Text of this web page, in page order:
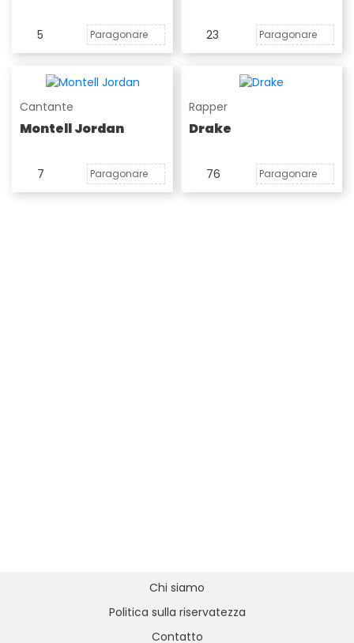
5 Paragonare 23 Paragonare
Cantante
Montell Jordan
7 Paragonare
Rapper
Drake
76 Paragonare
Chi siamo
Politica sulla riservatezza
Contatto